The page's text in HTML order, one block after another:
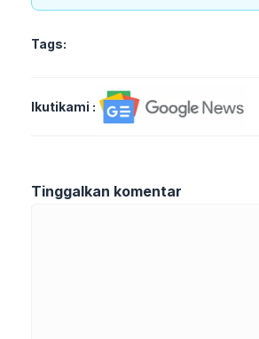
Tags:
Ikutikami :
Tinggalkan komentar